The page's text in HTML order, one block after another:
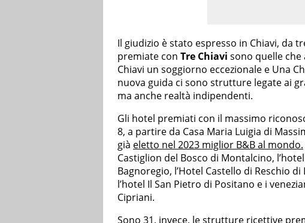
Il giudizio è stato espresso in Chiavi, da
premiate con Tre Chiavi sono quelle
Chiavi un soggiorno eccezionale e Una
nuova guida ci sono strutture legate ai
ma anche realtà indipendenti.
Gli hotel premiati con il massimo
8, a partire da Casa Maria Luigia di
già eletto nel 2023 miglior B&B al mondo.
Castiglion del Bosco di Montalcino,
Bagnoregio, l’Hotel Castello di Reschio
l’hotel Il San Pietro di Positano e i
Cipriani.
Sono 31, invece, le strutture ricettive